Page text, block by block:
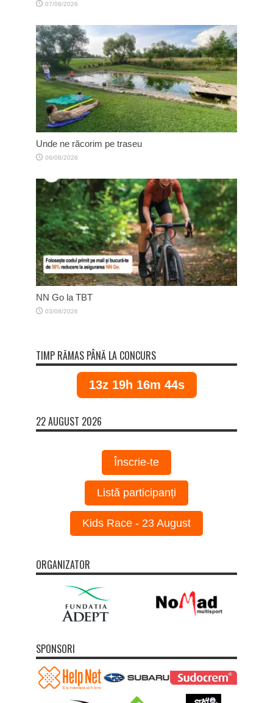
07/08/2026
Unde ne răcorim pe traseu
06/08/2026
NN Go la TBT
03/08/2026
TIMP RĂMAS PÂNĂ LA CONCURS
13z 19h 16m 44s
22 AUGUST 2026
Înscrie-te
Listă participanți
Kids Race - 23 August
ORGANIZATOR
SPONSORI